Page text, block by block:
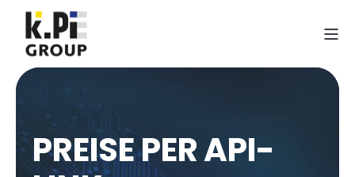
PREISE PER API-